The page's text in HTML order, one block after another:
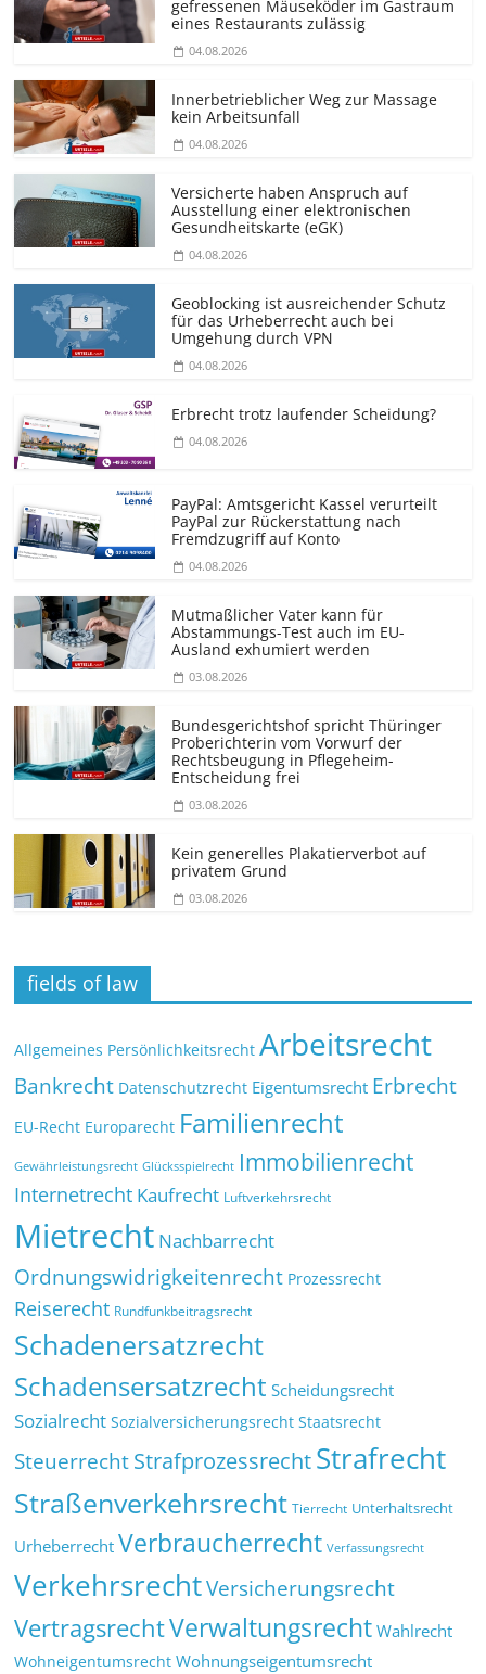
gefressenen Mäuseköder im Gastraum
eines Restaurants zulässig
04.08.2026
Innerbetrieblicher Weg zur Massage
kein Arbeitsunfall
04.08.2026
Versicherte haben Anspruch auf
Ausstellung einer elektronischen
Gesundheitskarte (eGK)
04.08.2026
Geoblocking ist ausreichender Schutz
für das Urheberrecht auch bei
Umgehung durch VPN
04.08.2026
Erbrecht trotz laufender Scheidung?
04.08.2026
PayPal: Amtsgericht Kassel verurteilt
PayPal zur Rückerstattung nach
Fremdzugriff auf Konto
04.08.2026
Mutmaßlicher Vater kann für
Abstammungs-Test auch im EU-
Ausland exhumiert werden
03.08.2026
Bundesgerichtshof spricht Thüringer
Proberichterin vom Vorwurf der
Rechtsbeugung in Pflegeheim-
Entscheidung frei
03.08.2026
Kein generelles Plakatierverbot auf
privatem Grund
03.08.2026
fields of law
Allgemeines Persönlichkeitsrecht Arbeitsrecht
Bankrecht Datenschutzrecht Eigentumsrecht Erbrecht
EU-Recht Europarecht Familienrecht
Gewährleistungsrecht Glücksspielrecht Immobilienrecht
Internetrecht Kaufrecht Luftverkehrsrecht
Mietrecht Nachbarrecht
Ordnungswidrigkeitenrecht Prozessrecht
Reiserecht Rundfunkbeitragsrecht
Schadenersatzrecht
Schadensersatzrecht Scheidungsrecht
Sozialrecht Sozialversicherungsrecht Staatsrecht
SteuerrechtStrafprozessrechtStrafrecht
Straßenverkehrsrecht Tierrecht Unterhaltsrecht
Urheberrecht Verbraucherrecht Verfassungsrecht
VerkehrsrechtVersicherungsrecht
VertragsrechtVerwaltungsrecht Wahlrecht
Wohneigentumsrecht Wohnungseigentumsrecht